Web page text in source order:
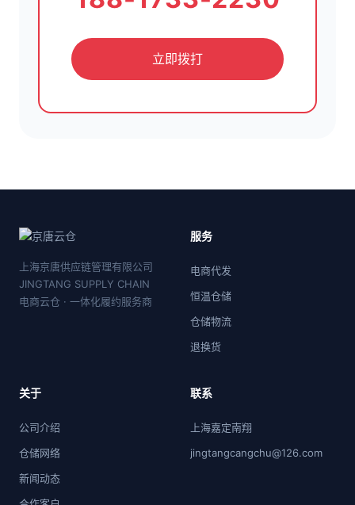
立即拨打
上海京唐供应链管理有限公司
JINGTANG SUPPLY CHAIN
电商云仓 · 一体化履约服务商
服务
电商代发
恒温仓储
仓储物流
退换货
关于
公司介绍
仓储网络
新闻动态
联系
上海嘉定南翔
jingtangcangchu@126.com